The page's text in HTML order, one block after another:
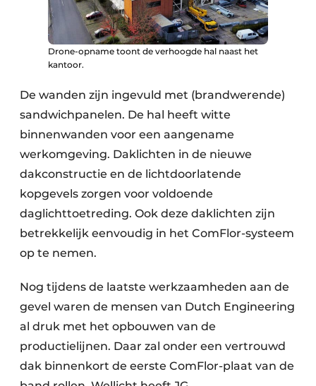
Drone-opname toont de verhoogde hal naast het
kantoor.
De wanden zijn ingevuld met (brandwerende)
sandwichpanelen. De hal heeft witte
binnenwanden voor een aangename
werkomgeving. Daklichten in de nieuwe
dakconstructie en de lichtdoorlatende
kopgevels zorgen voor voldoende
daglichttoetreding. Ook deze daklichten zijn
betrekkelijk eenvoudig in het ComFlor-systeem
op te nemen.
Nog tijdens de laatste werkzaamheden aan de
gevel waren de mensen van Dutch Engineering
al druk met het opbouwen van de
productielijnen. Daar zal onder een vertrouwd
dak binnenkort de eerste ComFlor-plaat van de